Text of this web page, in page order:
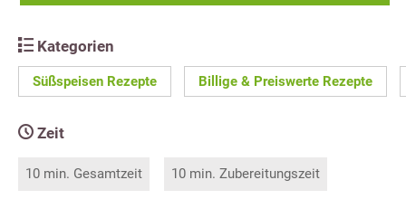
Kategorien
Süßspeisen Rezepte Billige & Preiswerte Rezepte
Zeit
10 min. Gesamtzeit 10 min. Zubereitungszeit